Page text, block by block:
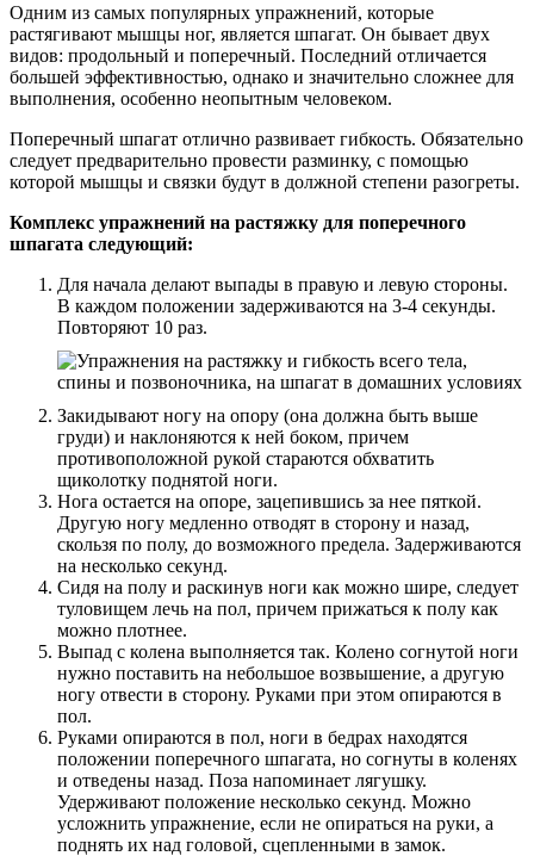
Одним из самых популярных упражнений, которые
растягивают мышцы ног, является шпагат. Он бывает двух
видов: продольный и поперечный. Последний отличается
большей эффективностью, однако и значительно сложнее для
выполнения, особенно неопытным человеком.
Поперечный шпагат отлично развивает гибкость. Обязательно
следует предварительно провести разминку, с помощью
которой мышцы и связки будут в должной степени разогреты.
Комплекс упражнений на растяжку для поперечного
шпагата следующий:
Для начала делают выпады в правую и левую стороны.
В каждом положении задерживаются на 3-4 секунды.
Повторяют 10 раз.
Закидывают ногу на опору (она должна быть выше
груди) и наклоняются к ней боком, причем
противоположной рукой стараются обхватить
щиколотку поднятой ноги.
Нога остается на опоре, зацепившись за нее пяткой.
Другую ногу медленно отводят в сторону и назад,
скользя по полу, до возможного предела. Задерживаются
на несколько секунд.
Сидя на полу и раскинув ноги как можно шире, следует
туловищем лечь на пол, причем прижаться к полу как
можно плотнее.
Выпад с колена выполняется так. Колено согнутой ноги
нужно поставить на небольшое возвышение, а другую
ногу отвести в сторону. Руками при этом опираются в
пол.
Руками опираются в пол, ноги в бедрах находятся
положении поперечного шпагата, но согнуты в коленях
и отведены назад. Поза напоминает лягушку.
Удерживают положение несколько секунд. Можно
усложнить упражнение, если не опираться на руки, а
поднять их над головой, сцепленными в замок.